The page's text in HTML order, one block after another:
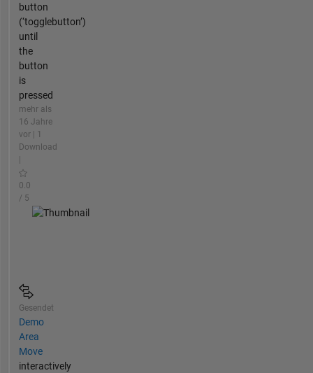
button
(‘togglebutton’)
until
the
button
is
pressed
mehr als
16 Jahre
vor | 1
Download
0.0
/ 5
Gesendet
Demo
Area
Move
interactively